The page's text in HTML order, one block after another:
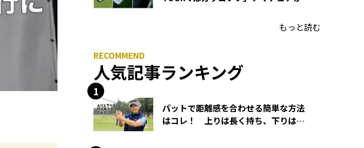
もっと読む
人気記事ランキング
パットで距離感を合わせる簡単な方法
はコレ！ 上りは長く持ち、下りは短